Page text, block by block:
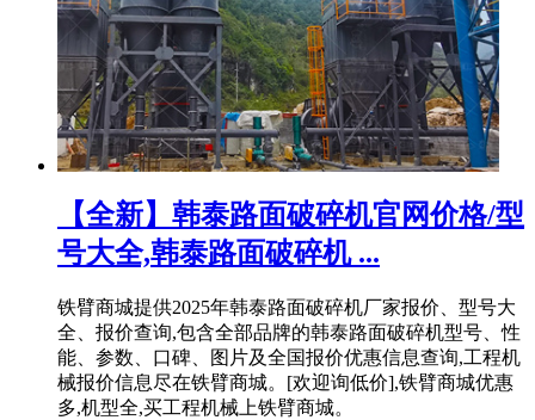
【全新】韩泰路面破碎机官网价格/型
号大全,韩泰路面破碎机 ...
铁臂商城提供2025年韩泰路面破碎机厂家报价、型号大
全、报价查询,包含全部品牌的韩泰路面破碎机型号、性
能、参数、口碑、图片及全国报价优惠信息查询,工程机
械报价信息尽在铁臂商城。[欢迎询低价],铁臂商城优惠
多,机型全,买工程机械上铁臂商城。